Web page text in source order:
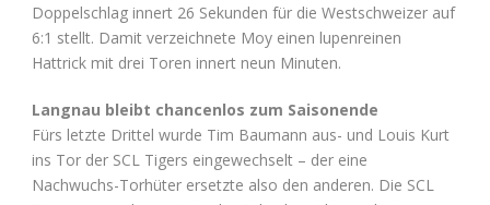
Doppelschlag innert 26 Sekunden für die Westschweizer auf
6:1 stellt. Damit verzeichnete Moy einen lupenreinen
Hattrick mit drei Toren innert neun Minuten.
Langnau bleibt chancenlos zum Saisonende
Fürs letzte Drittel wurde Tim Baumann aus- und Louis Kurt
ins Tor der SCL Tigers eingewechselt – der eine
Nachwuchs-Torhüter ersetzte also den anderen. Die SCL